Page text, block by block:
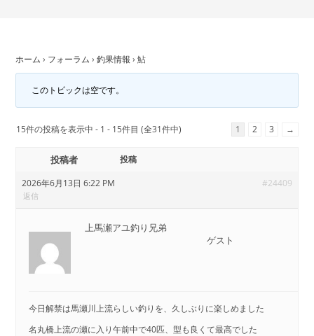
ホーム › フォーラム › 釣果情報 › 鮎
このトピックは空です。
15件の投稿を表示中 - 1 - 15件目 (全31件中) 1 2 3 →
投稿者
投稿
2026年6月13日 6:22 PM
#24409
返信
上馬瀬アユ釣り兄弟
ゲスト
今日解禁は馬瀬川上流らしい釣りを、久しぶりに楽しめました
名丸橋上流の瀬に入り午前中で40匹、型も良くて最高でした